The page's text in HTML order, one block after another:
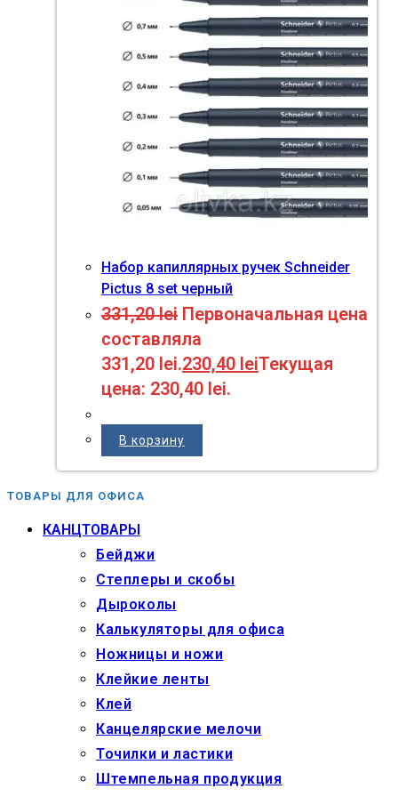
Набор капиллярных ручек Schneider
Pictus 8 set черный
331,20lei Первоначальная цена
составляла
331,20 lei.230,40 leiТекущая
цена: 230,40 lei.
В корзину
ТОВАРЫ ДЛЯ ОФИСА
КАНЦТОВАРЫ
Бейджи
Степлеры и скобы
Дыроколы
Калькуляторы для офиса
Ножницы и ножи
Клейкие ленты
Клей
Канцелярские мелочи
Точилки и ластики
Штемпельная продукция